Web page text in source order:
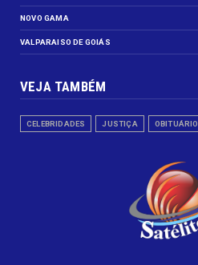
NOVO GAMA
VALPARAISO DE GOIÁS
VEJA TAMBÉM
CELEBRIDADES JUSTIÇA OBITUÁRIO